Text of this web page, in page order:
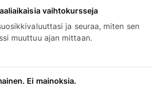
vaihtokursseja
ja seuraa, miten sen
muuttuu ajan mittaan.
Ei mainoksia.